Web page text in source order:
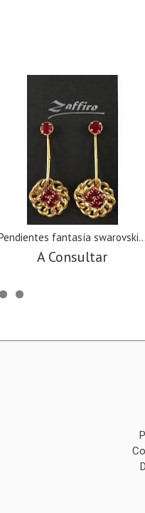
fantasía swarovski...
A Consultar